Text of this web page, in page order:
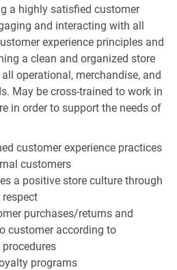
a highly satisfied customer
and interacting with all
experience principles and
a clean and organized store
operational, merchandise, and
May be cross-trained to work in
in order to support the needs of
customer experience practices
customers
a positive store culture through
respect
purchases/returns and
customer according to
programs